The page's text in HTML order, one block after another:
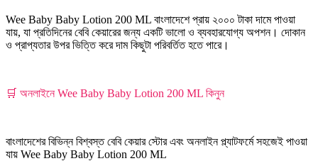
Wee Baby Baby Lotion 200 ML বাংলাদেশে প্রায় ২০০০ টাকা দামে পাওয়া
যায়, যা প্রতিদিনের বেবি কেয়ারের জন্য একটি ভালো ও ব্যবহারযোগ্য অপশন। দোকান
ও প্রাপ্যতার উপর ভিত্তি করে দাম কিছুটা পরিবর্তিত হতে পারে।
🛒 অনলাইনে Wee Baby Baby Lotion 200 ML কিনুন
বাংলাদেশের বিভিন্ন বিশ্বস্ত বেবি কেয়ার স্টোর এবং অনলাইন প্ল্যাটফর্মে সহজেই পাওয়া
যায় Wee Baby Baby Lotion 200 ML